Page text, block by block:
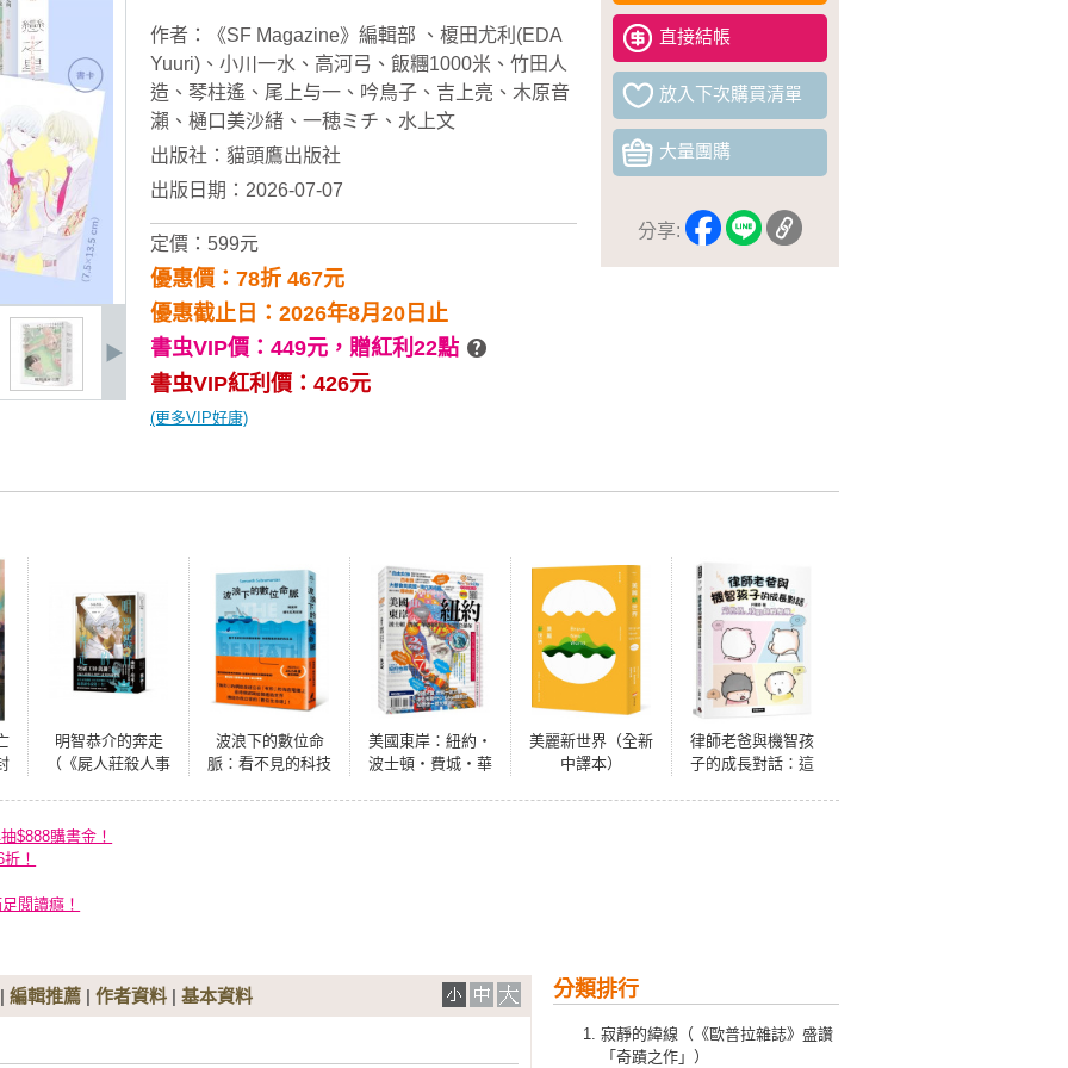
直接結帳
放入下次購買清單
大量團購
分享:
作者： 《SF Magazine》編輯部 、 榎田尤利(EDA
Yuuri) 、 小川一水 、 高河弓 、 飯糰1000米 、 竹田人
造 、 琴柱遙 、 尾上与一 、 吟鳥子 、 吉上亮、木原音
瀨、樋口美沙緒、一穂ミチ、水上文
出版社： 貓頭鷹出版社
出版日期：2026-07-07
定價：599元
優惠價：78折 467元
優惠截止日：2026年8月20日止
書虫VIP價：449元， 贈紅利22點
書虫VIP紅利價：426元
(更多VIP好康)
明智恭介的奔走
（《屍人莊殺人事
波浪下的數位命
脈：看不見的科技
美國東岸：紐約‧
波士頓‧費城‧華
美麗新世界（全新
中譯本）
律師老爸與機智孩
子的成長對話：這
$888購書金！
！
閱讀癮！
分類排行
寂靜的緯線（《歐普拉雜誌》盛讚
「奇蹟之作」）
編輯推薦 | 作者資料 | 基本資料